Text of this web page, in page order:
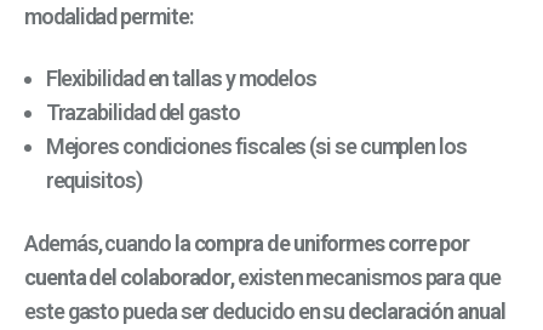
modalidad permite:
Flexibilidad en tallas y modelos
Trazabilidad del gasto
Mejores condiciones fiscales (si se cumplen los
requisitos)
Además, cuandola compra de uniformes corre por
cuenta del colaborador, existen mecanismos para que
este gasto pueda ser deducido en sudeclaración anual